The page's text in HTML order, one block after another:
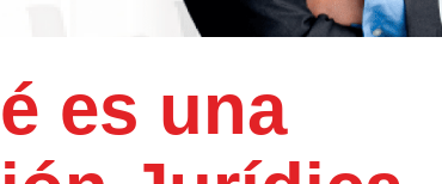
es una